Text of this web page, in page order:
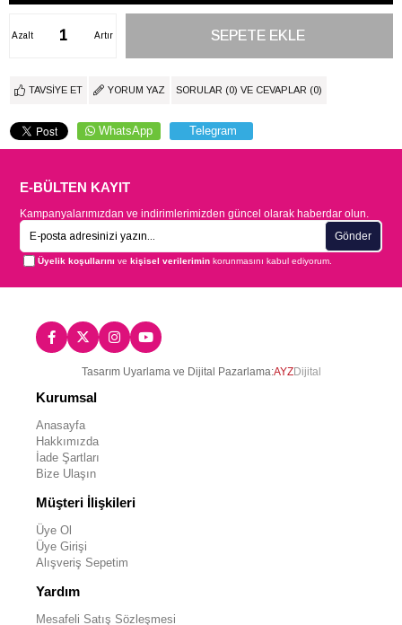
Artır
Azalt
TAVSIYE ET YORUM YAZ SORULAR (0) VE CEVAPLAR (0)
WhatsApp Telegram
E-BÜLTEN KAYIT
Kampanyalarımızdan ve indirimlerimizden güncel olarak haberdar olun.
Gönder
Üyelik koşullarını vekişisel verilerimin korunmasını kabul ediyorum.
Tasarım Uyarlama ve Dijital Pazarlama:AYZDijital
Kurumsal
Anasayfa
Hakkımızda
İade Şartları
Bize Ulaşın
Müşteri İlişkileri
Üye Ol
Üye Girişi
Alışveriş Sepetim
Yardım
Mesafeli Satış Sözleşmesi